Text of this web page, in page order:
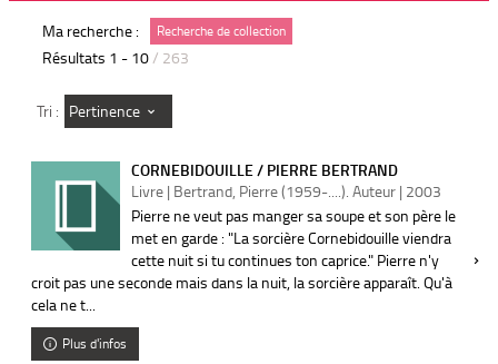
Ma recherche : Recherche de collection
Résultats 1 - 10/ 263
Tri : Pertinence
CORNEBIDOUILLE / PIERRE BERTRAND
Livre | Bertrand, Pierre (1959-....). Auteur | 2003
Pierre ne veut pas manger sa soupe et son père le
met en garde : "La sorcière Cornebidouille viendra
cette nuit si tu continues ton caprice." Pierre n'y
croit pas une seconde mais dans la nuit, la sorcière apparaît. Qu'à
cela ne t...
Plus d'infos